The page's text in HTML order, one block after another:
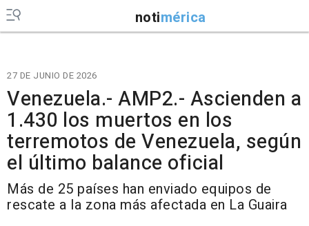
notimérica
27 DE JUNIO DE 2026
Venezuela.- AMP2.- Ascienden a
1.430 los muertos en los
terremotos de Venezuela, según
el último balance oficial
Más de 25 países han enviado equipos de
rescate a la zona más afectada en La Guaira